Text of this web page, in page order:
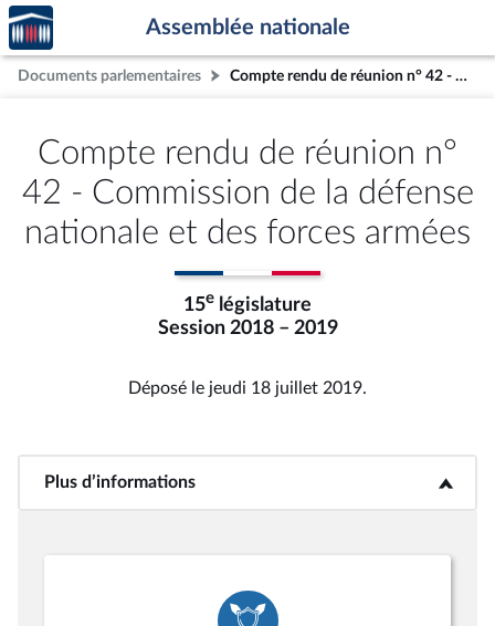
Aller au contenu
Aller en bas de la page
Accèder
à la
page
d'accueil
Assemblée nationale
Documents parlementaires Compte rendu de réunion n° 42 - Commission de la défense nationale et des forces armées
Compte rendu de réunion n°
42 - Commission de la défense
nationale et des forces armées
15e législature
Session 2018 – 2019
Déposé le jeudi 18 juillet 2019.
Plus d’informations<b>Plus d’informations</b>